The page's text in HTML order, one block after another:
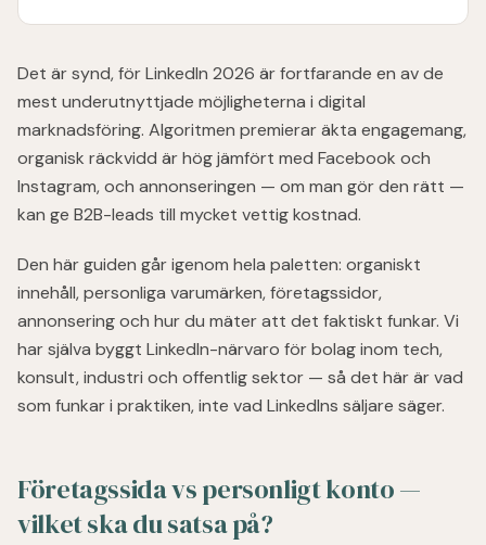
Det är synd, för LinkedIn 2026 är fortfarande en av de
mest underutnyttjade möjligheterna i digital
marknadsföring. Algoritmen premierar äkta engagemang,
organisk räckvidd är hög jämfört med Facebook och
Instagram, och annonseringen — om man gör den rätt —
kan ge B2B-leads till mycket vettig kostnad.
Den här guiden går igenom hela paletten: organiskt
innehåll, personliga varumärken, företagssidor,
annonsering och hur du mäter att det faktiskt funkar. Vi
har själva byggt LinkedIn-närvaro för bolag inom tech,
konsult, industri och offentlig sektor — så det här är vad
som funkar i praktiken, inte vad LinkedIns säljare säger.
Företagssida vs personligt konto —
vilket ska du satsa på?